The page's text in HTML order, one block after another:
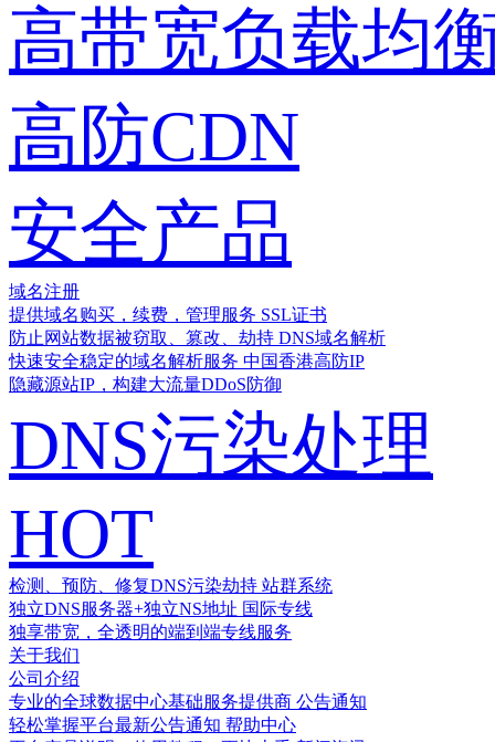
高带宽负载均
高防CDN
安全产品
域名注册
提供域名购买，续费，管理服务 SSL证书
防止网站数据被窃取、篡改、劫持 DNS域名解析
快速安全稳定的域名解析服务 中国香港高防IP
隐藏源站IP，构建大流量DDoS防御
DNS污染处理
HOT
检测、预防、修复DNS污染劫持 站群系统
独立DNS服务器+独立NS地址 国际专线
独享带宽，全透明的端到端专线服务
关于我们
公司介绍
专业的全球数据中心基础服务提供商 公告通知
轻松掌握平台最新公告通知 帮助中心